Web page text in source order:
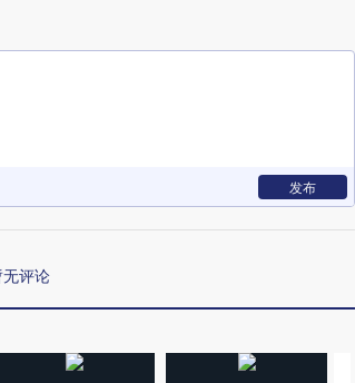
发布
评论